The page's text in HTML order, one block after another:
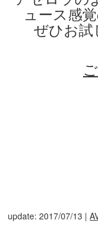
ュース感
ぜひお試
update: 2017/07/13 |